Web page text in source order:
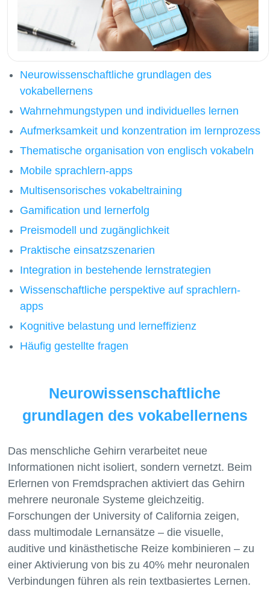
Neurowissenschaftliche grundlagen des
vokabellernens
Wahrnehmungstypen und individuelles lernen
Aufmerksamkeit und konzentration im lernprozess
Thematische organisation von englisch vokabeln
Mobile sprachlern-apps
Multisensorisches vokabeltraining
Gamification und lernerfolg
Preismodell und zugänglichkeit
Praktische einsatzszenarien
Integration in bestehende lernstrategien
Wissenschaftliche perspektive auf sprachlern-
apps
Kognitive belastung und lerneffizienz
Häufig gestellte fragen
Neurowissenschaftliche
grundlagen des vokabellernens
Das menschliche Gehirn verarbeitet neue
Informationen nicht isoliert, sondern vernetzt. Beim
Erlernen von Fremdsprachen aktiviert das Gehirn
mehrere neuronale Systeme gleichzeitig.
Forschungen der University of California zeigen,
dass multimodale Lernansätze – die visuelle,
auditive und kinästhetische Reize kombinieren – zu
einer Aktivierung von bis zu 40% mehr neuronalen